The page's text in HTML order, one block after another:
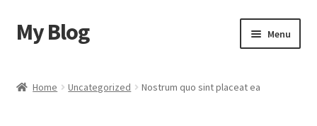
Skip
to
Skip
to
My Blog Menu
Home Uncategorized Nostrum quo sint placeat ea